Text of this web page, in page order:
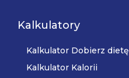
Kalkulatory
Kalkulator Dobierz dietę
Kalkulator Kalorii